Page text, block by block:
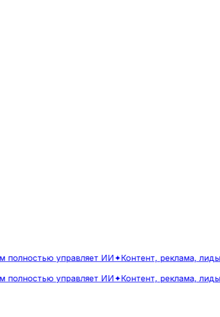
управляет ИИ✦Контент, реклама, лиды и
управляет ИИ✦Контент, реклама, лиды и